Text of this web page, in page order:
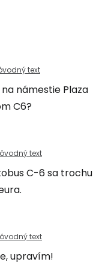
text
námestie Plaza
C6?
text
C-6 sa trochu
text
upravím!